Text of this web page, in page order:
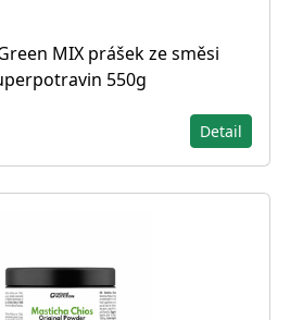
MIX prášek ze směsi
550g
Detail